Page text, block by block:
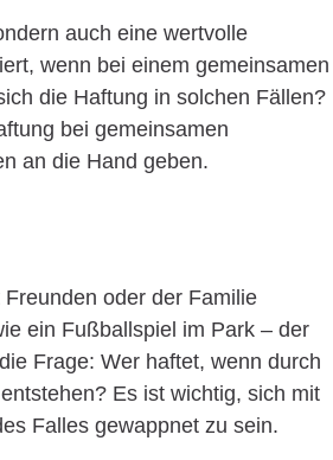
auch eine wertvolle
wenn bei einem gemeinsamen
die Haftung in solchen Fällen?
bei gemeinsamen
an die Hand geben.
oder der Familie
ein Fußballspiel im Park – der
Frage: Wer haftet, wenn durch
Es ist wichtig, sich mit
Falles gewappnet zu sein.